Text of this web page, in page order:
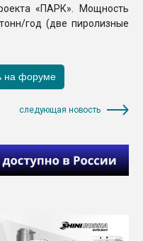
«ПАРК». Мощность
год (две пиролизные
следующая новость